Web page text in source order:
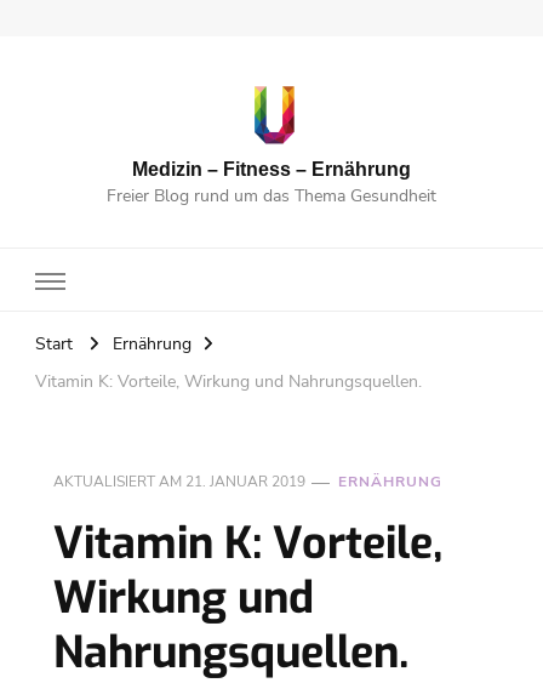
Medizin – Fitness – Ernährung
Freier Blog rund um das Thema Gesundheit
Start
Ernährung
Vitamin K: Vorteile, Wirkung und Nahrungsquellen.
AKTUALISIERT AM 21. JANUAR 2019 ERNÄHRUNG
Vitamin K: Vorteile,
Wirkung und
Nahrungsquellen.